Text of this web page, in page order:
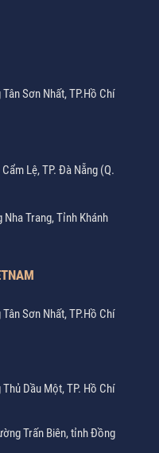
Sơn Nhất, TP.Hồ Chí
Lệ, TP. Đà Nẵng (Q.
Nha Trang, Tỉnh Khánh
Sơn Nhất, TP.Hồ Chí
Dầu Một, TP. Hồ Chí
Trấn Biên, tỉnh Đồng